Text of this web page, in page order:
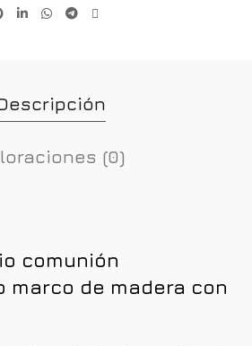
(0)
comunión
marco de madera con